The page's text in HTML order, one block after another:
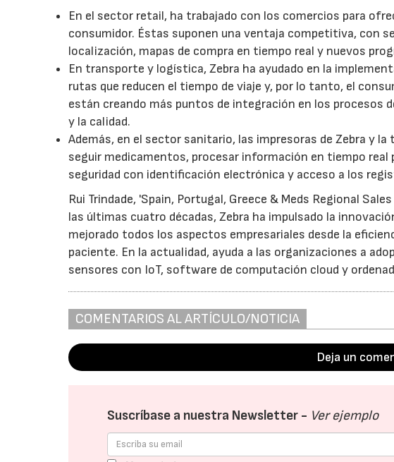
En el sector retail, ha trabajado con los comercios para
consumidor. Éstas suponen una ventaja competitiva, con
localización, mapas de compra en tiempo real y nuevos
En transporte y logística, Zebra ha ayudado en la
rutas que reducen el tiempo de viaje y, por lo tanto, el
están creando más puntos de integración en los procesos
y la calidad.
Además, en el sector sanitario, las impresoras de Zebra y
seguir medicamentos, procesar información en tiempo
seguridad con identificación electrónica y acceso a los
Rui Trindade, 'Spain, Portugal, Greece & Meds Regional
las últimas cuatro décadas, Zebra ha impulsado la
mejorado todos los aspectos empresariales desde la
paciente. En la actualidad, ayuda a las organizaciones a
sensores con IoT, software de computación cloud y
COMENTARIOS AL ARTÍCULO/NOTICIA
Deja un
Suscríbase a nuestra Newsletter - Ver ejemplo